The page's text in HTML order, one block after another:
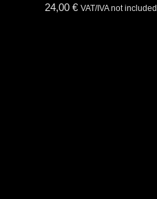
24,00 € VAT/IVA not included